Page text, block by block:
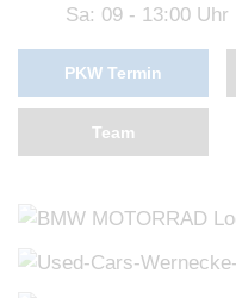
Sa: 09 - 13:00 Uhr
PKW Termin
Team